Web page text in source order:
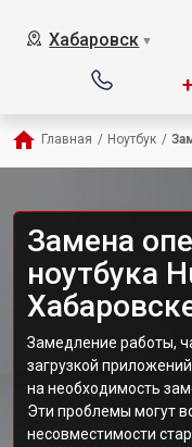
Хабаровск ▼
Главная / Ноутбук /
Замена
ноутбука
Замедление работы,
загрузкой
на необходимость
Эти проблемы могут
несовместимости